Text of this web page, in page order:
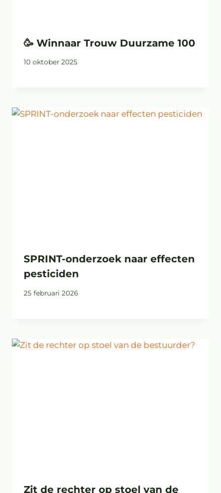
🥳 Winnaar Trouw Duurzame 100
10 oktober 2025
SPRINT-onderzoek naar effecten
pesticiden
25 februari 2026
Zit de rechter op stoel van de